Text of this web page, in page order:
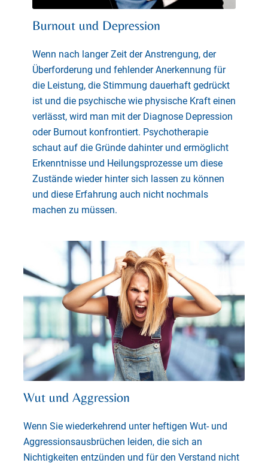
Burnout und Depression
Wenn nach langer Zeit der Anstrengung, der
Überforderung und fehlender Anerkennung für
die Leistung, die Stimmung dauerhaft gedrückt
ist und die psychische wie physische Kraft einen
verlässt, wird man mit der Diagnose Depression
oder Burnout konfrontiert. Psychotherapie
schaut auf die Gründe dahinter und ermöglicht
Erkenntnisse und Heilungsprozesse um diese
Zustände wieder hinter sich lassen zu können
und diese Erfahrung auch nicht nochmals
machen zu müssen.
Wut und Aggression
Wenn Sie wiederkehrend unter heftigen Wut- und
Aggressionsausbrüchen leiden, die sich an
Nichtigkeiten entzünden und für den Verstand nicht